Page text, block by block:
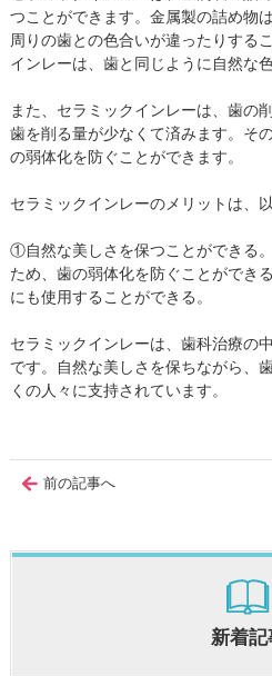
つことができます。金属製の詰め物
周りの歯との色合いが違ったりする
インレーは、歯と同じように自然な
また、セラミックインレーは、歯の
歯を削る量が少なくて済みます。そ
の弱体化を防ぐことができます。
セラミックインレーのメリットは、
①自然な美しさを保つことができる
ため、歯の弱体化を防ぐことができ
にも使用することができる。
セラミックインレーは、歯科治療の
です。自然な美しさを保ちながら、
くの人々に支持されています。
前の記事へ
新着記